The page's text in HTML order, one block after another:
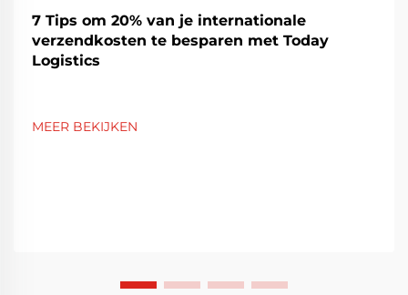
7 Tips om 20% van je internationale
verzendkosten te besparen met Today
Logistics
MEER BEKIJKEN